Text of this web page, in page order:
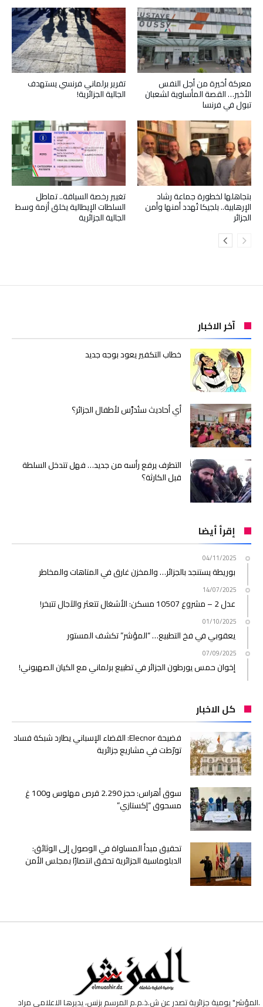
تقرير برلماني فرنسي يستهدف
الجالية الجزائرية!
معركة أخيرة من أجل النفس
الأخير… القصة المأساوية لشعبان
تبول في فرنسا
تغيير رخصة السياقة.. تماطل
السلطات الإيطالية يخلق أزمة وسط
الجالية الجزائرية
بتجاهلها لخطورة جماعة رشاد
الإرهابية.. بلجيكا تُهدد أمنها وأمن
الجزائر
آخر الاخبار
خطاب التكفير يعود بوجه جديد
أي أحاديث ستُدرَّس لأطفال الجزائر؟
التطرف يرفع رأسه من جديد… فهل تتدخل السلطة
قبل الكارثة؟
إقرأ أيضا
04/11/2025
بوريطة يستنجد بالجزائر… والمخزن غارق في المتاهات والمخاطر
14/07/2025
عدل 2 – مشروع 10507 مسكن: الأشغال تتعثر والآجال تتبخر!
01/10/2025
يعقوبي في فخ التطبيع… “المؤشر” تكشف المستور
07/09/2025
إخوان حمس يورطون الجزائر في تطبيع برلماني مع الكيان الصهيوني!
كل الاخبار
فضيحة Elecnor: القضاء الإسباني يطارد شبكة فساد
تورّطت في مشاريع جزائرية
سوق أهراس: حجز 2.290 قرص مهلوس و100 غ
مسحوق “إكستازي”
تحقيق مبدأ المساواة في الوصول إلى الوثائق:
الدبلوماسية الجزائرية تحقق انتصارًا بمجلس الأمن
.المؤشر" يومية جزائرية تصدر عن ش.ذ.م.م المرسم بزنس، يديرها الاعلامي مراد